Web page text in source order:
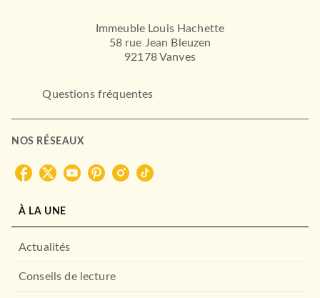
Immeuble Louis Hachette
58 rue Jean Bleuzen
92178 Vanves
Questions fréquentes
NOS RÉSEAUX
À LA UNE
Actualités
Conseils de lecture